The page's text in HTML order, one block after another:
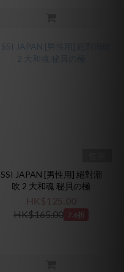
SSI JAPAN [男性用] 絕對潮
吹 2 大和魂 秘貝の極
HK$165.00 7.6折